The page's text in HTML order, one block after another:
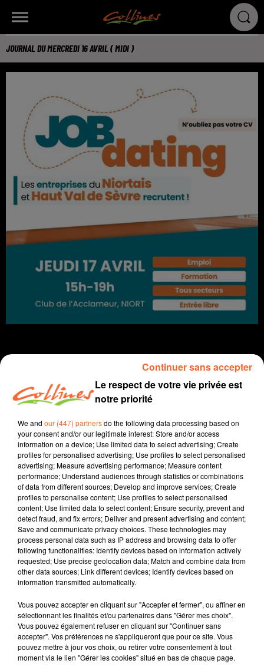
JOURNAL DU MERCREDI 16 AVRIL ( MIDI )
Infos
JOURNAL DU MERCREDI 16 AVRIL ( MIDI )
Patrice Bémanangy
L'info près de chez vous
Pour tenter d'enrayer les incivilités autour de la
problématique des déchets, retour à une gestion dans
un local quartier Valette à Bressuire.
Le Comité de Bassin d’Emploi du Niortais et Haut Val
de Sèvre organisent un Job Dating demain après-nidi à
l'Acclameur de Niort ( photo ).
Le Centre Socio Culturel de Nueil les Aubiers tenait son
La 4ème édition du Remp’Arts Festival les 7 et 8 juin
prochain au château de Bressuire sur une organisation
de l'association Les Vendredis de l'été.
La découverte du sport santé demain après-midi au
complexe sportif de Sainte-Verge à l'initiative de la
Le respect de votre vie privée est
notre priorité
We and our (447) partnersdo the following data processing based on
your consent and/or our legitimate interest: Store and/or access
information on a device; Use limited data to select advertising; Create
profiles for personalised advertising; Use profiles to select personalised
advertising; Measure advertising performance; Measure content
performance; Understand audiences through statistics or combinations
of data from different sources; Develop and improve services; Create
profiles to personalise content; Use profiles to select personalised
content; Use limited data to select content; Ensure security, prevent and
detect fraud, and fix errors; Deliver and present advertising and content;
Save and communicate privacy choices. These technologies may
process personal data such as IP address and browsing data to offer
following functionalities: Identify devices based on information actively
requested; Use precise geolocation data; Match and combine data from
other data sources; Link different devices; Identify devices based on
information transmitted automatically.
Vous pouvez accepter en cliquant sur "Accepter et fermer", ou affiner en
sélectionnant les finalités et/ou partenaires dans "Gérer mes choix".
Vous pouvez également refuser en cliquant sur "Continuer sans
accepter". Vos préférences ne s'appliqueront que pour ce site. Vous
pouvez mettre à jour vos choix, ou retirer votre consentement à tout
moment via le lien "Gérer les cookies" situé en bas de chaque page.
Continuer sans accepter